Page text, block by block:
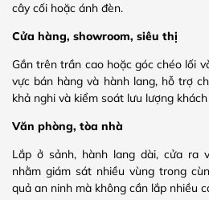
cây cối hoặc ánh đèn.
Cửa hàng, showroom, siêu thị
Gắn trên trần cao hoặc góc chéo lối
vực bán hàng và hành lang, hỗ trợ
khả nghi và kiểm soát lưu lượng
Văn phòng, tòa nhà
Lắp ở sảnh, hành lang dài, cửa ra
nhằm giám sát nhiều vùng trong
quả an ninh mà không cần lắp nhiều